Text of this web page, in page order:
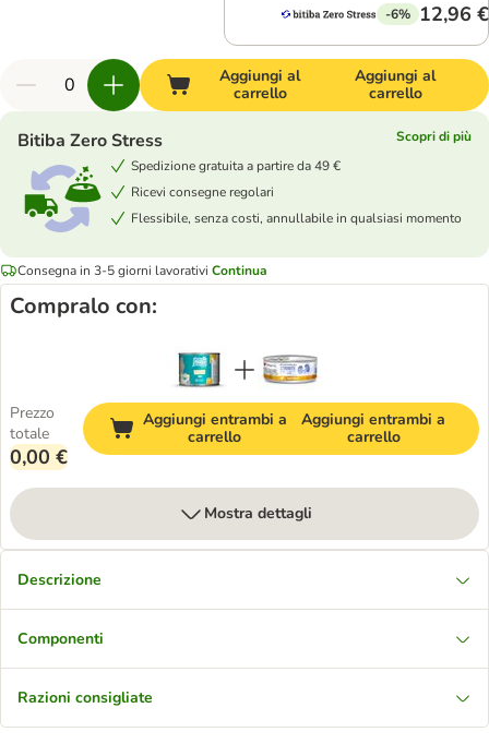
-6% 12,96 €
Aggiungi al
carrello
Aggiungi al
carrello
Bitiba Zero Stress
Scopri di più
Spedizione gratuita a partire da 49 €
Ricevi consegne regolari
Flessibile, senza costi, annullabile in qualsiasi momento
Consegna in 3-5 giorni lavorativi Continua
Compralo con:
Prezzo
totale
0,00 €
Aggiungi entrambi a
carrello
Aggiungi entrambi a
carrello
Mostra dettagli
Descrizione
Componenti
Razioni consigliate